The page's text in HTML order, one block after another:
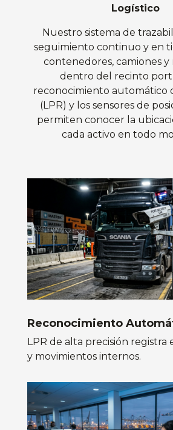
Logístico
Nuestro sistema de
seguimiento continuo y en
contenedores, camiones y
dentro del recinto
reconocimiento automático
(LPR) y los sensores de
permiten conocer la
cada activo en todo
Reconocimiento
LPR de alta precisión registra
y movimientos internos.